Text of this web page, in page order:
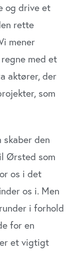
og drive et
rette
mener
med et
aktører, der
som
skaber den
Ørsted som
os i det
os i. Men
i forhold
for en
et vigtigt